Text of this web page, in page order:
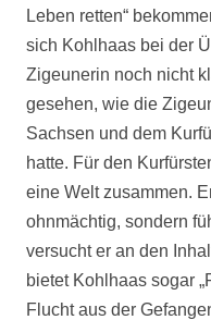
Leben retten“
sich Kohlhaas bei der
Zigeunerin noch nicht
gesehen, wie die
Sachsen und dem
hatte. Für den
eine Welt zusammen.
ohnmächtig, sondern
versucht er an den
bietet Kohlhaas sogar
Flucht aus der